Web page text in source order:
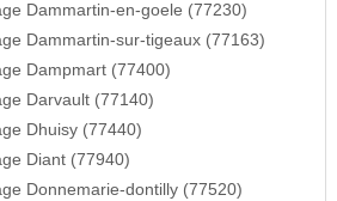
Dammartin-en-goele (77230)
Dammartin-sur-tigeaux (77163)
Dampmart (77400)
Darvault (77140)
Dhuisy (77440)
Diant (77940)
Donnemarie-dontilly (77520)